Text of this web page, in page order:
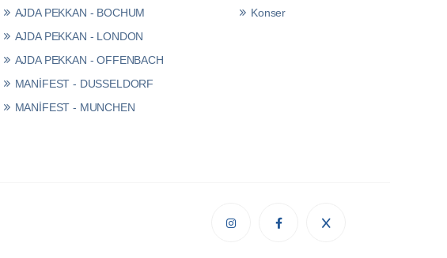
AJDA PEKKAN - BOCHUM
AJDA PEKKAN - LONDON
AJDA PEKKAN - OFFENBACH
MANİFEST - DUSSELDORF
MANİFEST - MUNCHEN
Konser